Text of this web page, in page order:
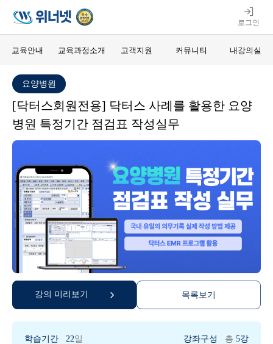
로그인
교육안내 교육과정소개 고객지원 커뮤니티 내강의실
요양병원
[닥터스회원전용] 닥터스 사례를 활용한 요양
병원 특정기간 점검표 작성실무
강의 미리보기 목록보기
학습기간 22일 강좌구성 총 5강